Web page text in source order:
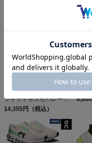
アリーナ すらっとセパ
フィットネスセパレート
(カバーバック ハーフレ
ッグ 差し込みパッド)
arena SLENDER SEPA
Fitness Separates
14,355円（税込）
オン